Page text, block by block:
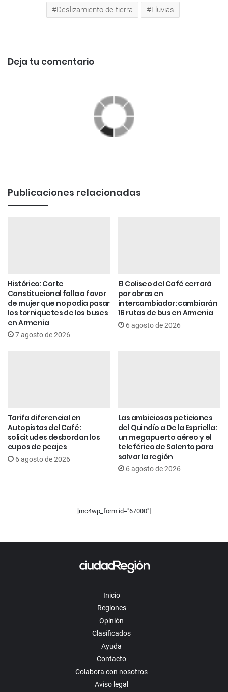
Deslizamiento de tierra Lluvias
Deja tu comentario
Publicaciones relacionadas
Histórico: Corte
Constitucional falla a favor
de mujer que no podía pasar
los torniquetes de los buses
en Armenia
7 agosto de 2026
El Coliseo del Café cerrará
por obras en
intercambiador: cambiarán
16 rutas de bus en Armenia
6 agosto de 2026
Tarifa diferencial en
Autopistas del Café:
solicitudes desbordan los
cupos de peajes
6 agosto de 2026
Las ambiciosas peticiones
del Quindío a De la Espriella:
un megapuerto aéreo y el
teleférico de Salento para
salvar la región
6 agosto de 2026
[mc4wp_form id="67000"]
Inicio
Regiones
Opinión
Clasificados
Ayuda
Contacto
Colabora con nosotros
Aviso legal